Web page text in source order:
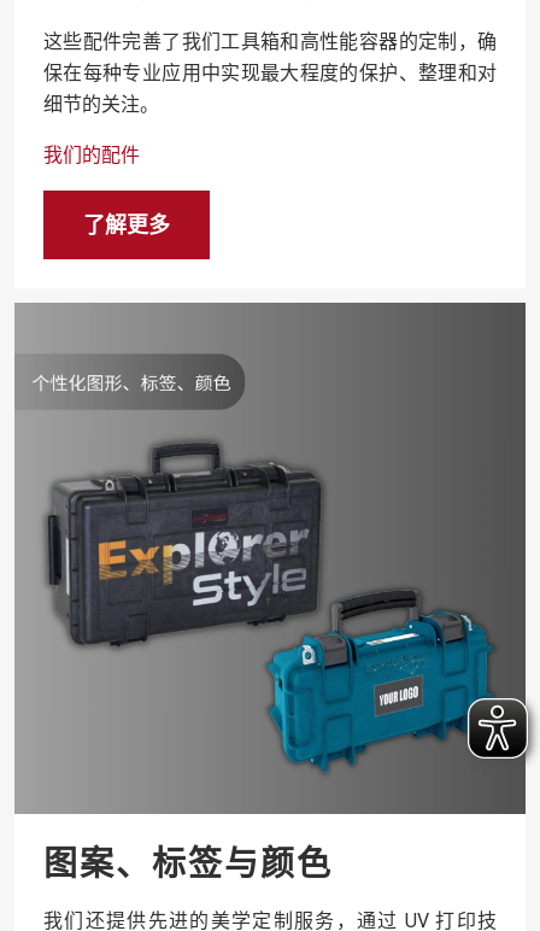
这些配件完善了我们工具箱和高性能容器的定制，确
保在每种专业应用中实现最大程度的保护、整理和对
细节的关注。
我们的配件
了解更多
图案、标签与颜色
我们还提供先进的美学定制服务，通过 UV 打印技